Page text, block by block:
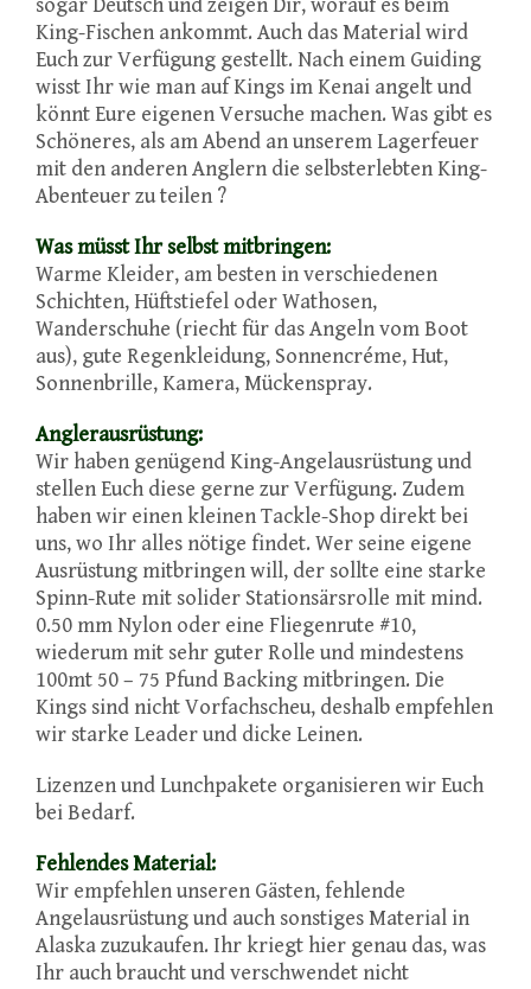
sogar Deutsch und zeigen Dir, worauf es beim
King-Fischen ankommt. Auch das Material wird
Euch zur Verfügung gestellt. Nach einem Guiding
wisst Ihr wie man auf Kings im Kenai angelt und
könnt Eure eigenen Versuche machen. Was gibt es
Schöneres, als am Abend an unserem Lagerfeuer
mit den anderen Anglern die selbsterlebten King-
Abenteuer zu teilen ?
Was müsst Ihr selbst mitbringen:
Warme Kleider, am besten in verschiedenen
Schichten, Hüftstiefel oder Wathosen,
Wanderschuhe (riecht für das Angeln vom Boot
aus), gute Regenkleidung, Sonnencréme, Hut,
Sonnenbrille, Kamera, Mückenspray.
Anglerausrüstung:
Wir haben genügend King-Angelausrüstung und
stellen Euch diese gerne zur Verfügung. Zudem
haben wir einen kleinen Tackle-Shop direkt bei
uns, wo Ihr alles nötige findet. Wer seine eigene
Ausrüstung mitbringen will, der sollte eine starke
Spinn-Rute mit solider Stationsärsrolle mit mind.
0.50 mm Nylon oder eine Fliegenrute #10,
wiederum mit sehr guter Rolle und mindestens
100mt 50 – 75 Pfund Backing mitbringen. Die
Kings sind nicht Vorfachscheu, deshalb empfehlen
wir starke Leader und dicke Leinen.
Lizenzen und Lunchpakete organisieren wir Euch
bei Bedarf.
Fehlendes Material:
Wir empfehlen unseren Gästen, fehlende
Angelausrüstung und auch sonstiges Material in
Alaska zuzukaufen. Ihr kriegt hier genau das, was
Ihr auch braucht und verschwendet nicht